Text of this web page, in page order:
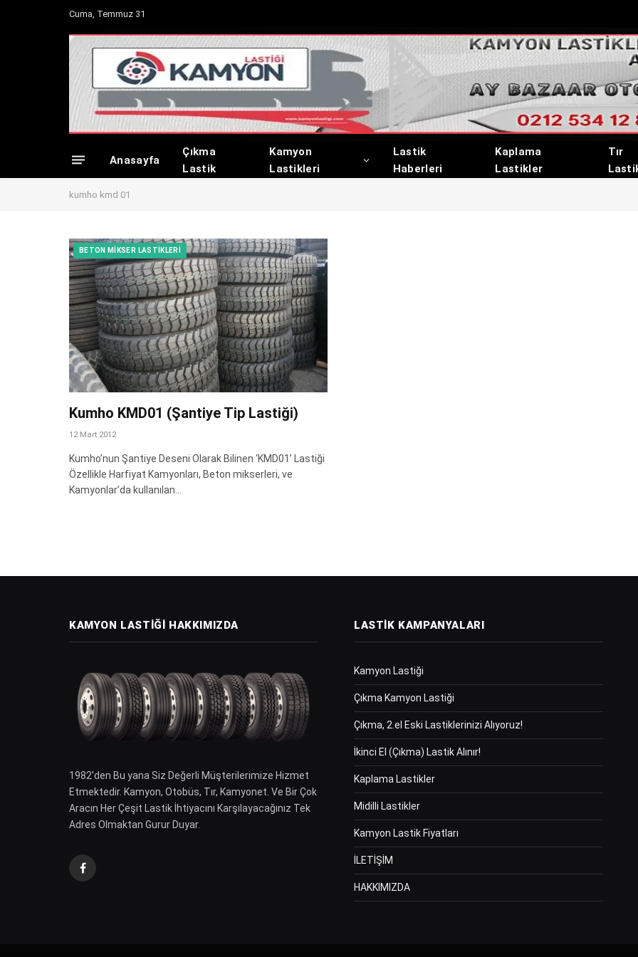
Cuma, Temmuz 31
Anasayfa
Çıkma
Lastik
Kamyon
Lastikleri
Lastik
Haberleri
Kaplama
Lastikler
Tır
kumho kmd 01
BETON MIKSER LASTIKLERI
Kumho KMD01 (Şantiye Tip Lastiği)
12 Mart 2012
Kumho’nun Şantiye Deseni Olarak Bilinen ‘KMD01’ Lastiği
Özellikle Harfiyat Kamyonları, Beton mikserleri, ve
Kamyonlar’da kullanılan…
KAMYON LASTIĞI HAKKIMIZDA
1982′den Bu yana Siz Değerli Müşterilerimize Hizmet
Etmektedir. Kamyon, Otobüs, Tır, Kamyonet. Ve Bir Çok
Aracın Her Çeşit Lastik İhtiyacını Karşılayacağınız Tek
Adres Olmaktan Gurur Duyar.
Facebook
LASTIK KAMPANYALARI
Kamyon Lastiği
Çıkma Kamyon Lastiği
Çıkma, 2.el Eski Lastiklerinizi Alıyoruz!
İkinci El (Çıkma) Lastik Alınır!
Kaplama Lastikler
Midilli Lastikler
Kamyon Lastik Fiyatları
İLETİŞİM
HAKKIMIZDA